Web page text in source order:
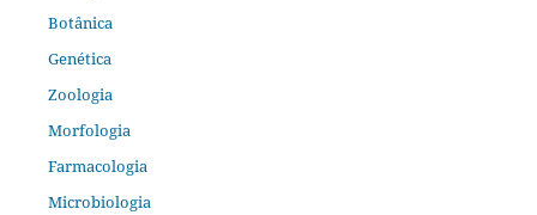
Botânica
Genética
Zoologia
Morfologia
Farmacologia
Microbiologia